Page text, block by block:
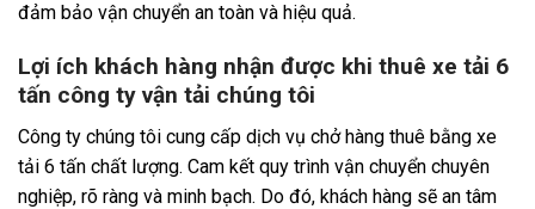
đảm bảo vận chuyển an toàn và hiệu quả.
Lợi ích khách hàng nhận được khi thuê xe tải 6
tấn công ty vận tải chúng tôi
Công ty chúng tôi cung cấp dịch vụ chở hàng thuê bằng xe
tải 6 tấn chất lượng. Cam kết quy trình vận chuyển chuyên
nghiệp, rõ ràng và minh bạch. Do đó, khách hàng sẽ an tâm